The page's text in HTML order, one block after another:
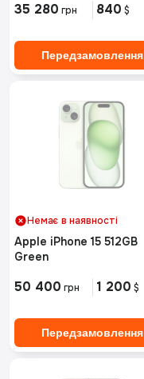
35 280 грн 840 $
Передзамовлення
Немає в наявності
Apple iPhone 15 512GB
Green
50 400 грн 1 200 $
Передзамовлення